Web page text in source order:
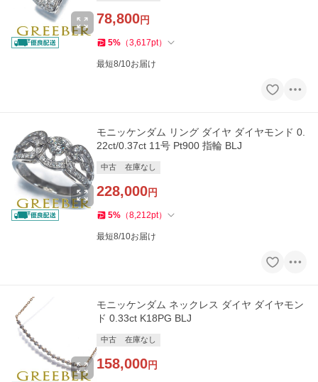
78,800円
5% （3,617pt）
最短8/10お届け
モニッケンダム リング ダイヤ ダイヤモンド 0.
22ct/0.37ct 11号 Pt900 指輪 BLJ
中古 在庫なし
228,000円
5% （8,212pt）
最短8/10お届け
モニッケンダム ネックレス ダイヤ ダイヤモン
ド 0.33ct K18PG BLJ
中古 在庫なし
158,000円